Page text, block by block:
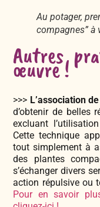
Au potager,
compagnes” à
Autres
œuvre !
>>> L’association
d’obtenir de belles
excluant
Cette technique
tout simplement à
des plantes
s’échanger divers
action répulsive ou
Pour en savoir